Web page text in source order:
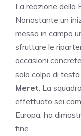
La reazione della
Nonostante un
messo in campo
sfruttare le
occasioni
solo colpo di testa
Meret . La
effettuato sei
Europa, ha
fine.